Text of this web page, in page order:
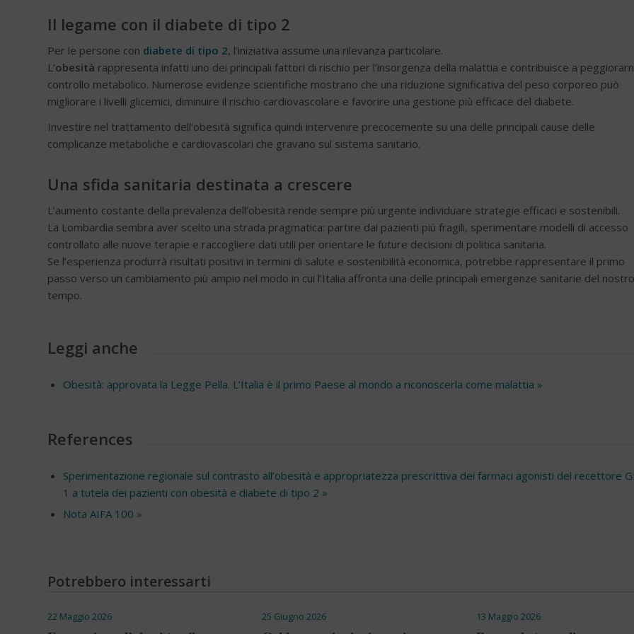
Il legame con il diabete di tipo 2
Per le persone con diabete di tipo 2, l’iniziativa assume una rilevanza particolare.
L’obesità rappresenta infatti uno dei principali fattori di rischio per l’insorgenza della malattia e contribuisce a
controllo metabolico. Numerose evidenze scientifiche mostrano che una riduzione significativa del peso corporeo può
migliorare i livelli glicemici, diminuire il rischio cardiovascolare e favorire una gestione più efficace del diabete.
Investire nel trattamento dell’obesità significa quindi intervenire precocemente su una delle principali cause delle
complicanze metaboliche e cardiovascolari che gravano sul sistema sanitario.
Una sfida sanitaria destinata a crescere
L’aumento costante della prevalenza dell’obesità rende sempre più urgente individuare strategie efficaci e sostenibili.
La Lombardia sembra aver scelto una strada pragmatica: partire dai pazienti più fragili, sperimentare modelli di accesso
controllato alle nuove terapie e raccogliere dati utili per orientare le future decisioni di politica sanitaria.
Se l’esperienza produrrà risultati positivi in termini di salute e sostenibilità economica, potrebbe rappresentare il primo
passo verso un cambiamento più ampio nel modo in cui l’Italia affronta una delle principali emergenze sanitarie del nostro
tempo.
Leggi anche
Obesità: approvata la Legge Pella. L’Italia è il primo Paese al mondo a riconoscerla come malattia »
References
Sperimentazione regionale sul contrasto all’obesità e appropriatezza prescrittiva dei farmaci agonisti del recettore
1 a tutela dei pazienti con obesità e diabete di tipo 2 »
Nota AIFA 100 »
Potrebbero interessarti
22 Maggio 2026 25 Giugno 2026 13 Maggio 2026